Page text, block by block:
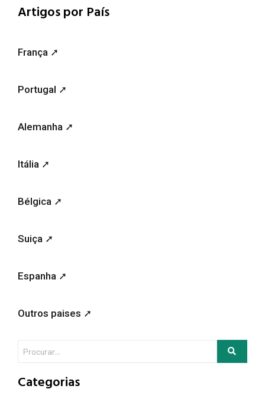
Artigos por País
França ➚
Portugal ➚
Alemanha ➚
Itália ➚
Bélgica ➚
Suiça ➚
Espanha ➚
Outros paises ➚
Categorias